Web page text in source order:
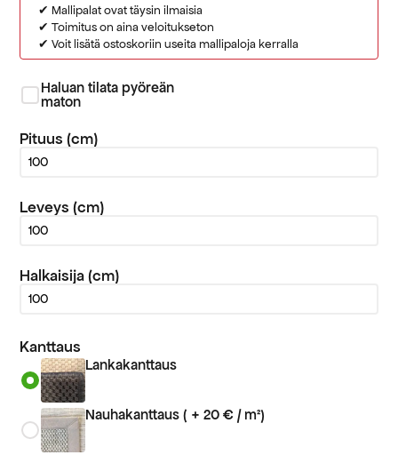
✔ Mallipalat ovat täysin ilmaisia
✔ Toimitus on aina veloitukseton
✔ Voit lisätä ostoskoriin useita mallipaloja kerralla
Haluan tilata pyöreän
maton
Pituus (cm)
Leveys (cm)
Halkaisija (cm)
Kanttaus
Lankakanttaus
Nauhakanttaus ( + 20 € / m²)